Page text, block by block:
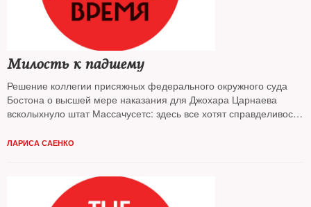
Милость к падшему
Решение коллегии присяжных федерального окружного суда
Бостона о высшей мере наказания для Джохара Царнаева
всколыхнуло штат Массачусетс: здесь все хотят справделивости
ЛАРИСА САЕНКО